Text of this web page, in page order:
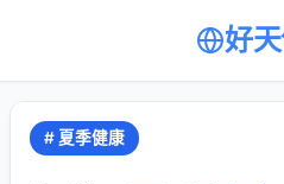
好
# 夏季健康